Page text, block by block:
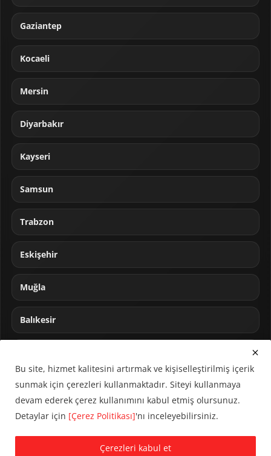
Gaziantep
Kocaeli
Mersin
Diyarbakır
Kayseri
Samsun
Trabzon
Eskişehir
Muğla
Balıkesir
© 2024 CUMHA (Cumhur Haber Ajansı) Tüm hakları saklıdır.
Bu site, hizmet kalitesini artırmak ve kişiselleştirilmiş içerik
sunmak için çerezleri kullanmaktadır. Siteyi kullanmaya
devam ederek çerez kullanımını kabul etmiş olursunuz.
Detaylar için [Çerez Politikası]'nı inceleyebilirsiniz.
Çerezleri kabul et